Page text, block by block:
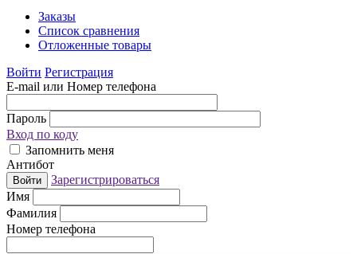
Заказы
Список сравнения
Отложенные товары
Войти Регистрация
E-mail или Номер телефона
Пароль
Вход по коду
Запомнить меня
Антибот
Войти
Зарегистрироваться
Имя
Фамилия
Номер телефона